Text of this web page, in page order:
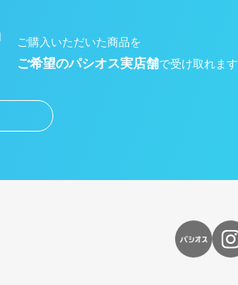
ご購入いただいた商品を
ご希望のパシオス実店舗で受け取れます